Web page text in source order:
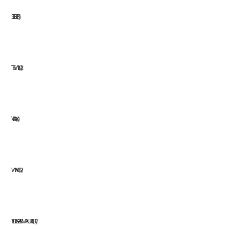
STILKER1
TELWIN2
VIRAX1
WINGS2
YILDIZ GAZ ARMATÜRLERI17